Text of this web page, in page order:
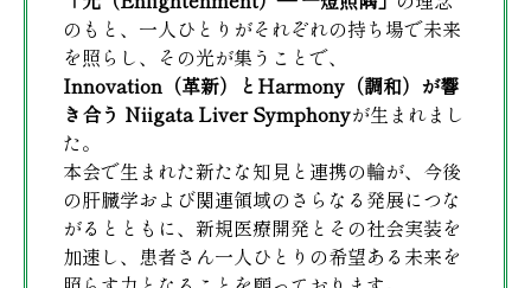
のもと、一人ひとりがそれぞれの持ち場で未来
を照らし、その光が集うことで、
Innovation（革新）とHarmony（調和）が響
き合う Niigata Liver Symphonyが生まれまし
た。
本会で生まれた新たな知見と連携の輪が、今後
の肝臓学および関連領域のさらなる発展につな
がるとともに、新規医療開発とその社会実装を
加速し、患者さん一人ひとりの希望ある未来を